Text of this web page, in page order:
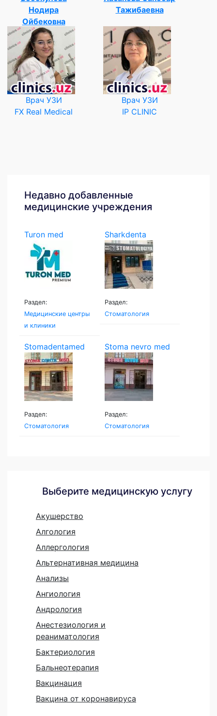
Нодира
Ойбековна
Врач УЗИ
FX Real Medical
Тажибаевна
Врач УЗИ
IP CLINIC
Недавно добавленные
медицинские учреждения
Turon med
Раздел:
Медицинские центры
и клиники
Sharkdenta
Раздел:
Стоматология
Stomadentamed
Раздел:
Стоматология
Stoma nevro med
Раздел:
Стоматология
Выберите медицинскую услугу
Акушерство
Алгология
Аллергология
Альтернативная медицина
Анализы
Ангиология
Андрология
Анестезиология и
реаниматология
Бактериология
Бальнеотерапия
Вакцинация
Вакцина от коронавируса